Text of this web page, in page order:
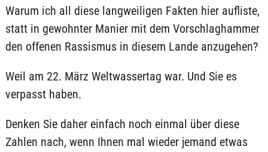
Warum ich all diese langweiligen Fakten hier aufliste,
statt in gewohnter Manier mit dem Vorschlaghammer
den offenen Rassismus in diesem Lande anzugehen?
Weil am 22. März Weltwassertag war. Und Sie es
verpasst haben.
Denken Sie daher einfach noch einmal über diese
Zahlen nach, wenn Ihnen mal wieder jemand etwas